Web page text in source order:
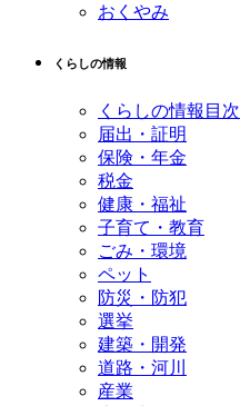
おくやみ
くらしの情報
くらしの情報目次
届出・証明
保険・年金
税金
健康・福祉
子育て・教育
ごみ・環境
ペット
防災・防犯
選挙
建築・開発
道路・河川
産業